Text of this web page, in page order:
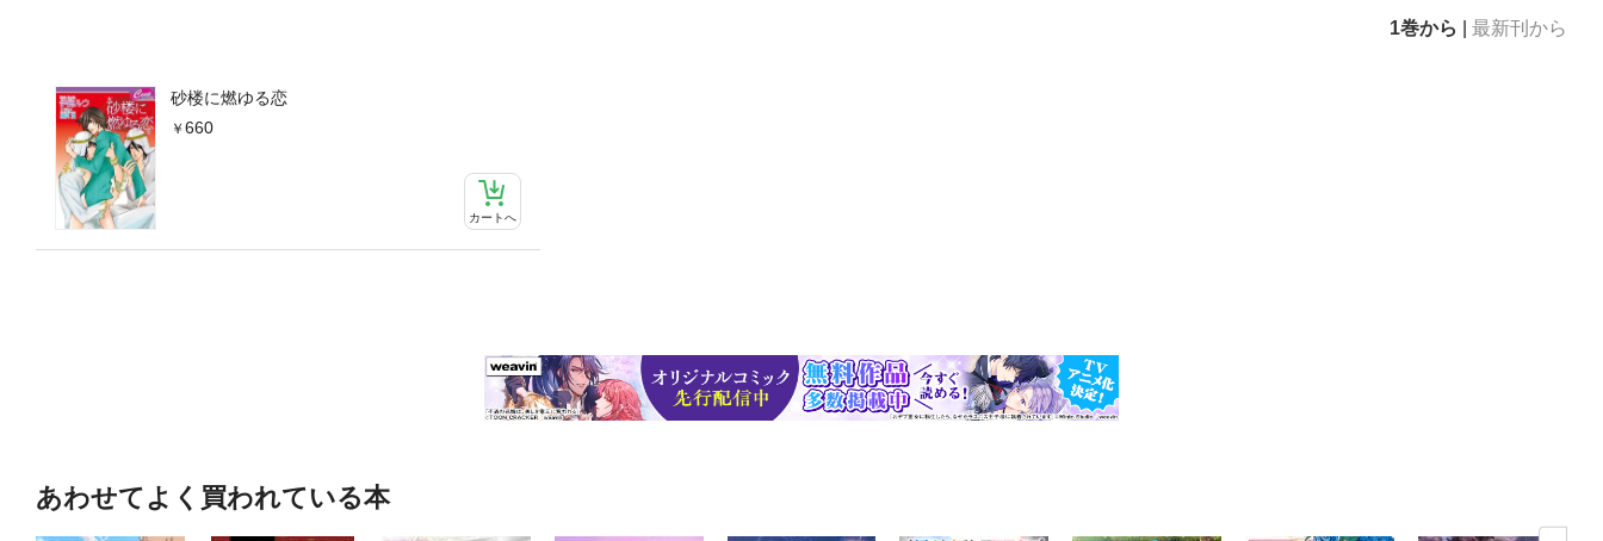
1巻から 最新刊から
砂楼に燃ゆる恋
660
カートへ
あわせてよく買われている本